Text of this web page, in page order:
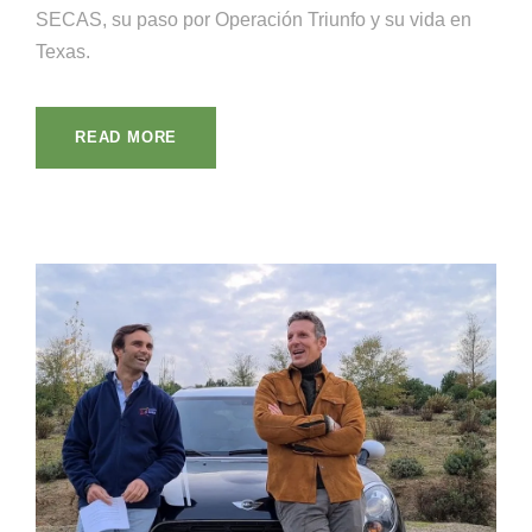
SECAS, su paso por Operación Triunfo y su vida en
Texas.
READ MORE